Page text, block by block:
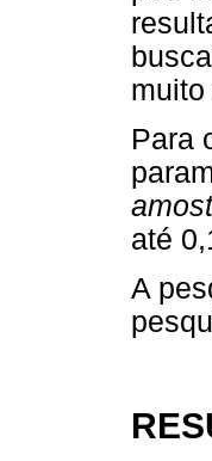
muito
Para
até
A